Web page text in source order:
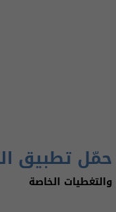
حمّل تطبيق
والتغطيات الخاصة